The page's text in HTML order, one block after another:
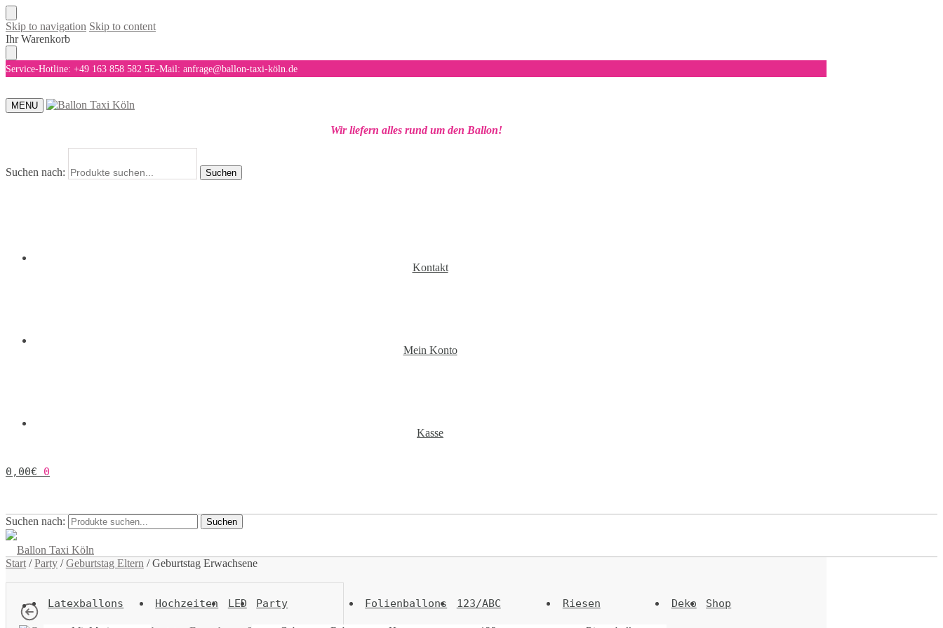
Skip to navigation Skip to content
Ihr Warenkorb
Service-Hotline: +49 163 858 582 5E-Mail: anfrage@ballon-taxi-köln.de
MENU
Wir liefern alles rund um den Ballon!
Suchen nach: Suchen
Kontakt
Mein Konto
Kasse
0,00€ 0
Suchen nach: Suchen
Latexballons Hochzeiten LED Party Folienballons 123/ABC Riesen Deko Shop
Start /Party /Geburtstag Eltern /Geburtstag Erwachsene